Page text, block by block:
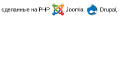
, сделанные на PHP, Joomla, Drupal,